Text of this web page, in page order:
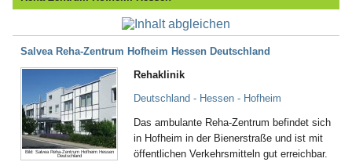
Salvea Reha-Zentrum Hofheim Hessen Deutschland
Bild: Salvea Reha-Zentrum Hofheim Hessen
Deutschland
Rehaklinik
Deutschland - Hessen - Hofheim
Das ambulante Reha-Zentrum befindet sich
in Hofheim in der Bienerstraße und ist mit
öffentlichen Verkehrsmitteln gut erreichbar.